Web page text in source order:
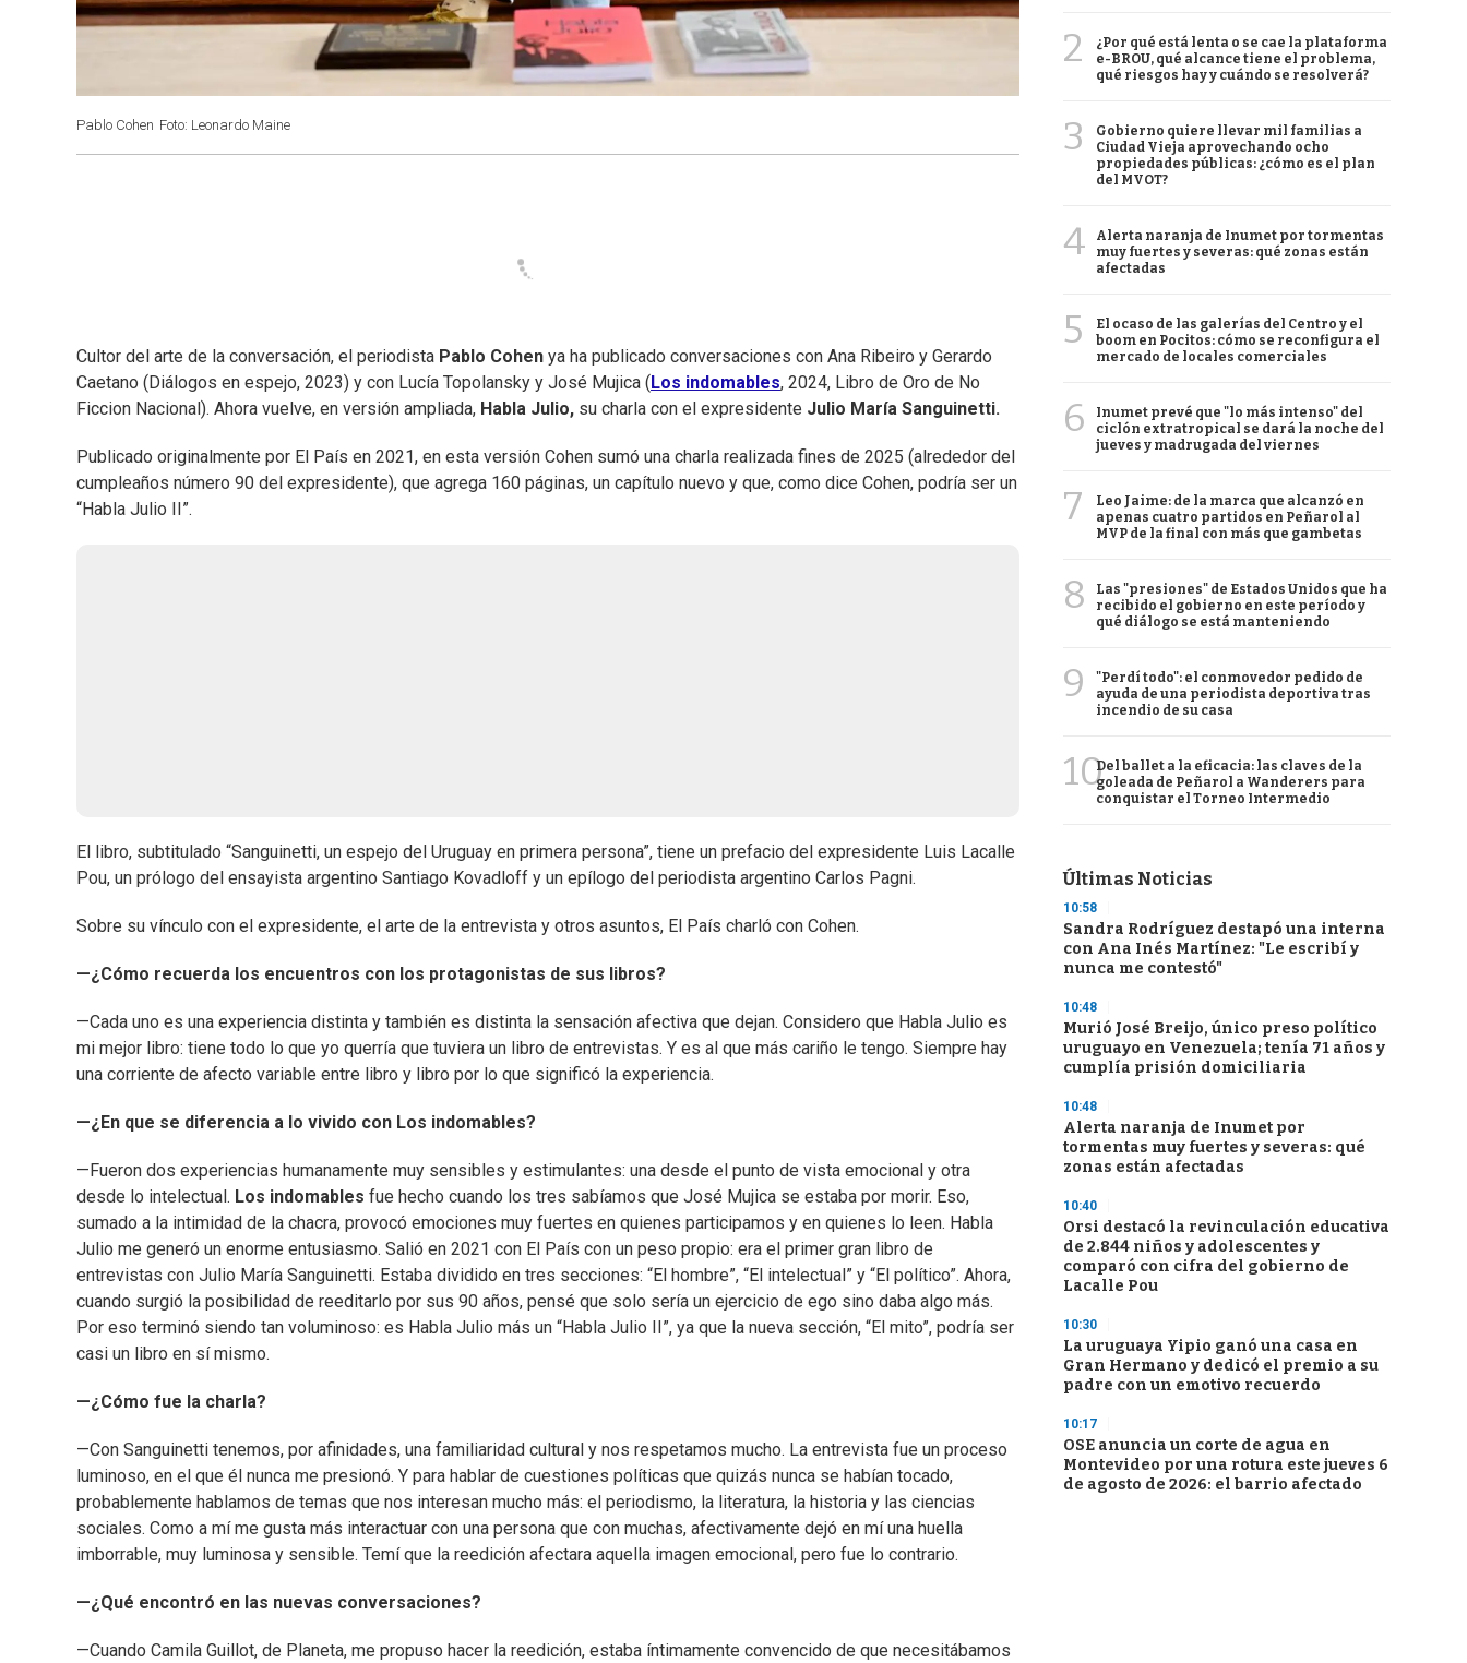
Pablo Cohen Foto: Leonardo Maine
Cultor del arte de la conversación, el periodista Pablo Cohen ya ha publicado conversaciones con Ana Ribeiro y Gerardo
Caetano (Diálogos en espejo, 2023) y con Lucía Topolansky y José Mujica ( Los indomables, 2024, Libro de Oro de No
Ficcion Nacional). Ahora vuelve, en versión ampliada, Habla Julio, su charla con el expresidente Julio María Sanguinetti.
Publicado originalmente por El País en 2021, en esta versión Cohen sumó una charla realizada fines de 2025 (alrededor del
cumpleaños número 90 del expresidente), que agrega 160 páginas, un capítulo nuevo y que, como dice Cohen, podría ser un
“Habla Julio II”.
El libro, subtitulado “Sanguinetti, un espejo del Uruguay en primera persona”, tiene un prefacio del expresidente Luis Lacalle
Pou, un prólogo del ensayista argentino Santiago Kovadloff y un epílogo del periodista argentino Carlos Pagni.
Sobre su vínculo con el expresidente, el arte de la entrevista y otros asuntos, El País charló con Cohen.
—¿Cómo recuerda los encuentros con los protagonistas de sus libros?
—Cada uno es una experiencia distinta y también es distinta la sensación afectiva que dejan. Considero que Habla Julio es
mi mejor libro: tiene todo lo que yo querría que tuviera un libro de entrevistas. Y es al que más cariño le tengo. Siempre hay
una corriente de afecto variable entre libro y libro por lo que significó la experiencia.
—¿En que se diferencia a lo vivido con Los indomables?
—Fueron dos experiencias humanamente muy sensibles y estimulantes: una desde el punto de vista emocional y otra
desde lo intelectual. Los indomables fue hecho cuando los tres sabíamos que José Mujica se estaba por morir. Eso,
sumado a la intimidad de la chacra, provocó emociones muy fuertes en quienes participamos y en quienes lo leen. Habla
Julio me generó un enorme entusiasmo. Salió en 2021 con El País con un peso propio: era el primer gran libro de
entrevistas con Julio María Sanguinetti. Estaba dividido en tres secciones: “El hombre”, “El intelectual” y “El político”. Ahora,
cuando surgió la posibilidad de reeditarlo por sus 90 años, pensé que solo sería un ejercicio de ego sino daba algo más.
Por eso terminó siendo tan voluminoso: es Habla Julio más un “Habla Julio II”, ya que la nueva sección, “El mito”, podría ser
casi un libro en sí mismo.
—¿Cómo fue la charla?
—Con Sanguinetti tenemos, por afinidades, una familiaridad cultural y nos respetamos mucho. La entrevista fue un proceso
luminoso, en el que él nunca me presionó. Y para hablar de cuestiones políticas que quizás nunca se habían tocado,
probablemente hablamos de temas que nos interesan mucho más: el periodismo, la literatura, la historia y las ciencias
sociales. Como a mí me gusta más interactuar con una persona que con muchas, afectivamente dejó en mí una huella
imborrable, muy luminosa y sensible. Temí que la reedición afectara aquella imagen emocional, pero fue lo contrario.
—¿Qué encontró en las nuevas conversaciones?
—Cuando Camila Guillot, de Planeta, me propuso hacer la reedición, estaba íntimamente convencido de que necesitábamos
2
¿Por qué está lenta o se cae la plataforma
e-BROU, qué alcance tiene el problema,
qué riesgos hay y cuándo se resolverá?
3
Gobierno quiere llevar mil familias a
Ciudad Vieja aprovechando ocho
propiedades públicas: ¿cómo es el plan
del MVOT?
4
Alerta naranja de Inumet por tormentas
muy fuertes y severas: qué zonas están
afectadas
5
El ocaso de las galerías del Centro y el
boom en Pocitos: cómo se reconfigura el
mercado de locales comerciales
6
Inumet prevé que "lo más intenso" del
ciclón extratropical se dará la noche del
jueves y madrugada del viernes
7
Leo Jaime: de la marca que alcanzó en
apenas cuatro partidos en Peñarol al
MVP de la final con más que gambetas
8
Las "presiones" de Estados Unidos que ha
recibido el gobierno en este período y
qué diálogo se está manteniendo
9
"Perdí todo": el conmovedor pedido de
ayuda de una periodista deportiva tras
incendio de su casa
10Del ballet a la eficacia: las claves de la
goleada de Peñarol a Wanderers para
conquistar el Torneo Intermedio
Últimas Noticias
10:58
Sandra Rodríguez destapó una interna
con Ana Inés Martínez: "Le escribí y
nunca me contestó"
10:48
Murió José Breijo, único preso político
uruguayo en Venezuela; tenía 71 años y
cumplía prisión domiciliaria
10:48
Alerta naranja de Inumet por
tormentas muy fuertes y severas: qué
zonas están afectadas
10:40
Orsi destacó la revinculación educativa
de 2.844 niños y adolescentes y
comparó con cifra del gobierno de
Lacalle Pou
10:30
La uruguaya Yipio ganó una casa en
Gran Hermano y dedicó el premio a su
padre con un emotivo recuerdo
10:17
OSE anuncia un corte de agua en
Montevideo por una rotura este jueves 6
de agosto de 2026: el barrio afectado